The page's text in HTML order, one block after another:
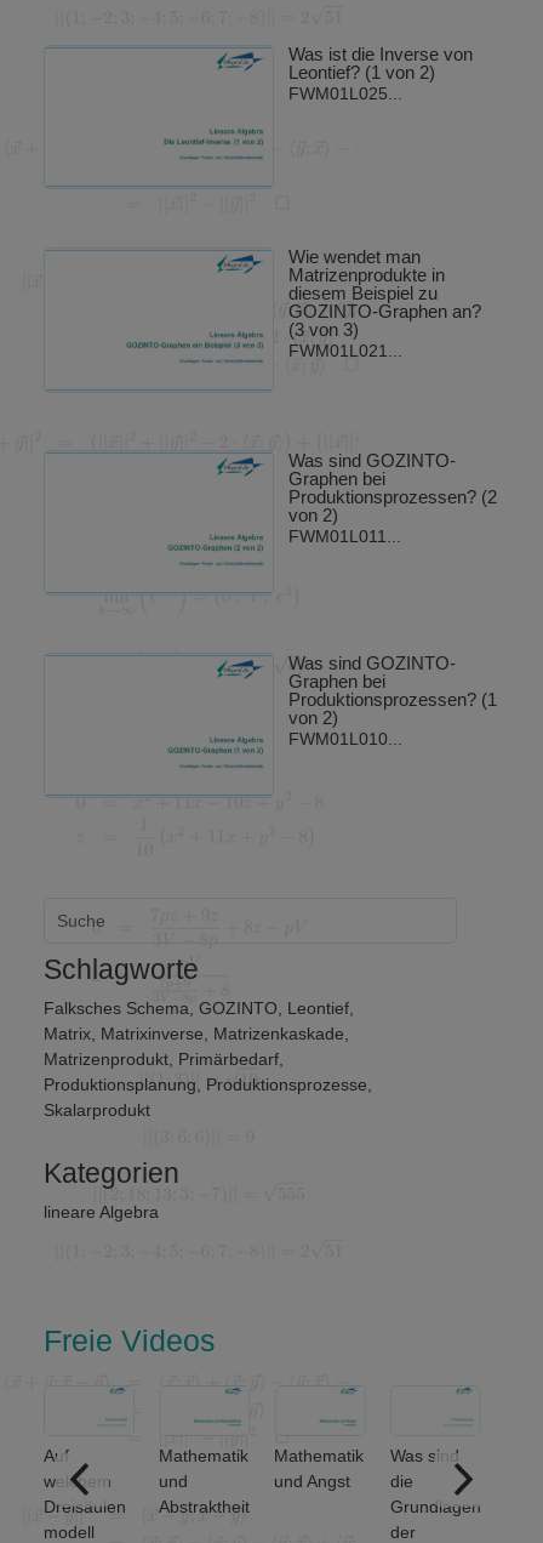
Was ist die Inverse von
Leontief? (1 von 2)
FWM01L025...
Wie wendet man
Matrizenprodukte in
diesem Beispiel zu
GOZINTO-Graphen an?
(3 von 3)
FWM01L021...
Was sind GOZINTO-
Graphen bei
Produktionsprozessen? (2
von 2)
FWM01L011...
Was sind GOZINTO-
Graphen bei
Produktionsprozessen? (1
von 2)
FWM01L010...
Schlagworte
Falksches Schema GOZINTO Leontief,
Matrix, Matrixinverse Matrizenkaskade
Matrizenprodukt, Primärbedarf,
Produktionsplanung
Produktionsprozesse
Skalarprodukt
Kategorien
lineare Algebra
Freie Videos
Auf
welchem
Dreisäulen
modell
Mathematik
und
Abstraktheit
Mathematik
und Angst
Was sind
die
Grundlagen
der